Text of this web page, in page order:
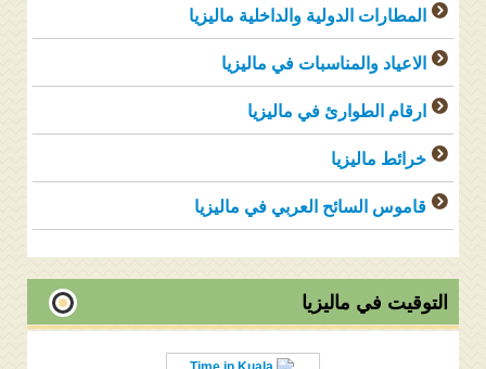
المطارات الدولية والداخلية ماليزيا
الاعياد والمناسبات في ماليزيا
ارقام الطوارئ في ماليزيا
خرائط ماليزيا
قاموس السائح العربي في ماليزيا
التوقيت في ماليزيا